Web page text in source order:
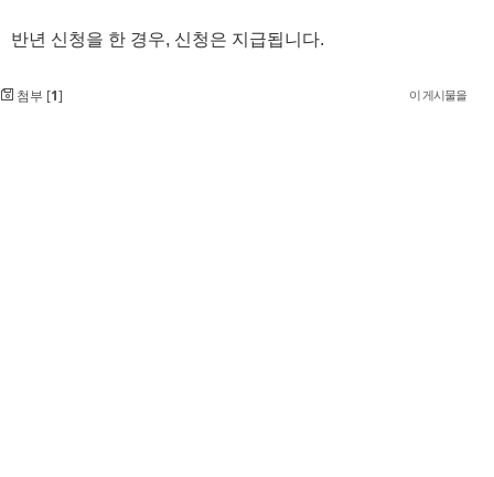
반년 신청을 한 경우, 신청은 지급됩니다.
첨부 [1] 이 게시물을